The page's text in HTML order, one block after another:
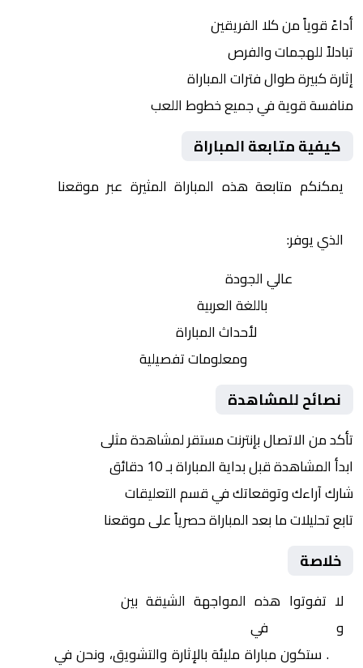
أداءً قوياً من كلا الفريقين
تبادلاً للهجمات والفرص
إثارة كبيرة طوال فترات المباراة
منافسة قوية في جميع خطوط اللعب
كيفية متابعة المباراة
يمكنكم متابعة هذه المباراة المثيرة عبر موقعنا
الذي يوفر:
عالي الجودة
باللغة العربية
لأحداث المباراة
ومعلومات تفصيلية
نصائح للمشاهدة
تأكد من الاتصال بإنترنت مستقر لمشاهدة مثلى
ابدأ المشاهدة قبل بداية المباراة بـ 10 دقائق
شارك آراءك وتوقعاتك في قسم التعليقات
تابع تحليلات ما بعد المباراة حصرياً على موقعنا
خلاصة
لا تفوتوا هذه المواجهة الشيقة بين
و
في
. ستكون مباراة مليئة بالإثارة والتشويق، ونحن في